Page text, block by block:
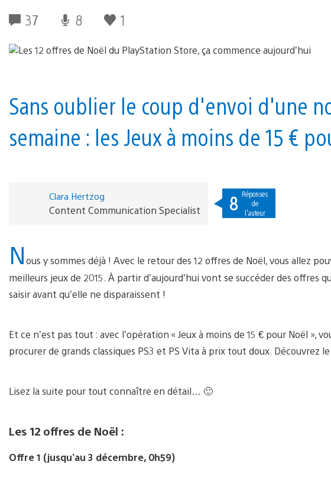
37 8 1
Sans oublier le coup d'envoi d'une
semaine : les Jeux à moins de 15 €
Clara Hertzog
Content Communication Specialist 8 Réponses
de
l'auteur
Nous y sommes déjà ! Avec le retour des 12 offres de Noël, vous allez
meilleurs jeux de 2015. À partir d’aujourd’hui vont se succéder des offres
saisir avant qu’elle ne disparaissent !
Et ce n’est pas tout : avec l’opération « Jeux à moins de 15 € pour Noël »,
procurer de grands classiques PS3 et PS Vita à prix tout doux. Découvrez
Lisez la suite pour tout connaître en détail… 🙂
Les 12 offres de Noël :
Offre 1 (jusqu’au 3 décembre, 0h59)